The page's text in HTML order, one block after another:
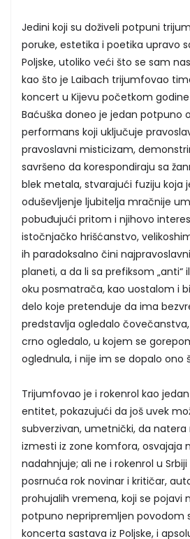
Jedini koji su doživeli potpuni
poruke, estetika i poetika upravo
Poljske, utoliko veći što se sam
kao što je Laibach trijumfovao
koncert u Kijevu početkom
Baćuška doneo je jedan potpuno
performans koji uključuje
pravoslavni misticizam,
savršeno da korespondiraju sa
blek metala, stvarajući fuziju koja
oduševljenje ljubitelja mračnije
pobuđujući pritom i njihovo
istočnjačko hrišćanstvo,
ih paradoksalno čini
planeti, a da li sa prefiksom „anti“
oku posmatrača, kao uostalom i
delo koje pretenduje da ima
predstavlja ogledalo
crno ogledalo, u kojem se
oglednula, i nije im se dopalo ono
Trijumfovao je i rokenrol kao
entitet, pokazujući da još uvek
subverzivan, umetnički, da natera
izmesti iz zone komfora, osvajaja
nadahnjuje; ali ne i rokenrol u
posrnuća rok novinar i kritičar,
prohujalih vremena, koji se pojavi
potpuno nepripremljen povodom
koncerta sastava iz Poljske, i